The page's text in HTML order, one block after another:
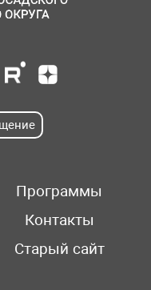
Программы
Контакты
Старый сайт